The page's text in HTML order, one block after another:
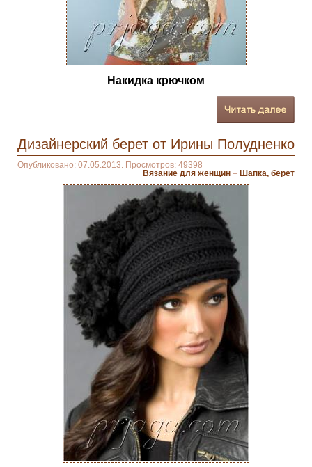
Накидка крючком
Дизайнерский берет от Ирины Полудненко
Опубликовано: 07.05.2013. Просмотров: 49398
Вязание для женщин – Шапка, берет